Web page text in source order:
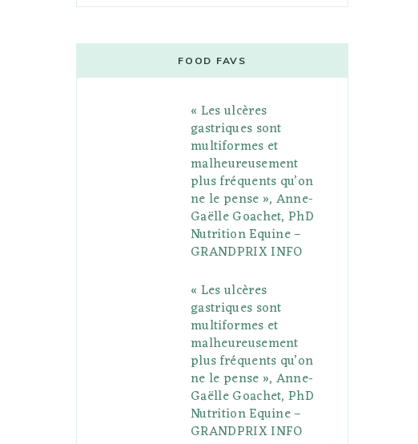
b
t
g
l
e
P
u
s
t
a
g
r
a
e
r
e
s
o
l
FOOD FAVS
« Les ulcères
gastriques sont
multiformes et
malheureusement
plus fréquents qu’on
ne le pense », Anne-
Gaëlle Goachet, PhD
Nutrition Equine –
GRANDPRIX INFO
« Les ulcères
gastriques sont
multiformes et
malheureusement
plus fréquents qu’on
ne le pense », Anne-
Gaëlle Goachet, PhD
Nutrition Equine –
GRANDPRIX INFO